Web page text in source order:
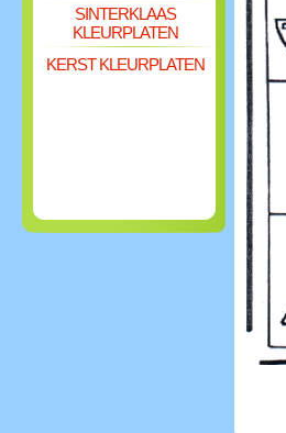
SINTERKLAAS
KLEURPLATEN
KERST KLEURPLATEN